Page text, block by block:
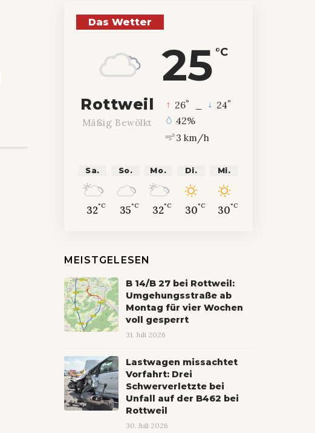
Das Wetter
25 °C
Rottweil
Mäßig Bewölkt
26° 24°
42%
3 km/h
Sa.
32°C
So.
35°C
Mo.
32°C
Di.
30°C
Mi.
30°C
MEISTGELESEN
B 14/B 27 bei Rottweil:
Umgehungsstraße ab
Montag für vier Wochen
voll gesperrt
31. Juli 2026
Lastwagen missachtet
Vorfahrt: Drei
Schwerverletzte bei
Unfall auf der B462 bei
Rottweil
30. Juli 2026